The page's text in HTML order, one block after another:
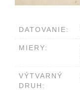
DATOVANIE:
MIERY:
VÝTVARNÝ
DRUH: